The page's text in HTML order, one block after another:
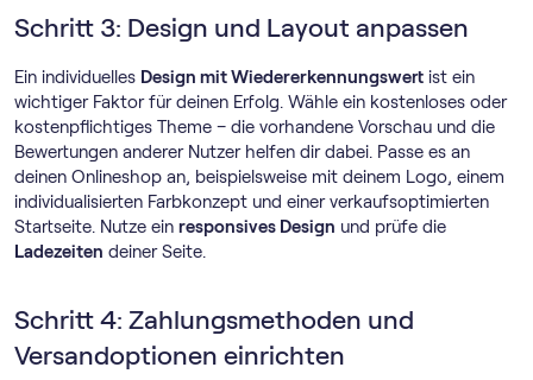
Schritt 3: Design und Layout anpassen
Ein individuelles Design mit Wiedererkennungswert ist ein
wichtiger Faktor für deinen Erfolg. Wähle ein kostenloses oder
kostenpflichtiges Theme – die vorhandene Vorschau und die
Bewertungen anderer Nutzer helfen dir dabei. Passe es an
deinen Onlineshop an, beispielsweise mit deinem Logo, einem
individualisierten Farbkonzept und einer verkaufsoptimierten
Startseite. Nutze ein responsives Design und prüfe die
Ladezeiten deiner Seite.
Schritt 4: Zahlungsmethoden und
Versandoptionen einrichten